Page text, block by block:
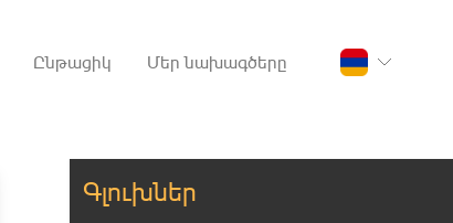
Ընթացիկ Մեր նախագծերը
Գլուխներ